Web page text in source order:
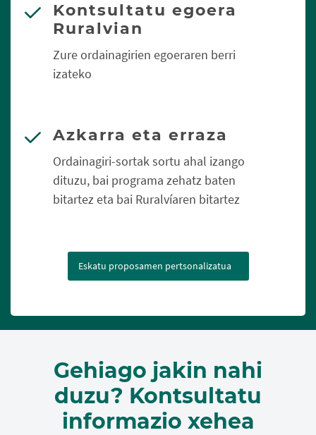
Kontsultatu egoera
Ruralvian
Zure ordainagirien egoeraren berri
izateko
Azkarra eta erraza
Ordainagiri-sortak sortu ahal izango
dituzu, bai programa zehatz baten
bitartez eta bai Ruralvíaren bitartez
Eskatu proposamen pertsonalizatua
Gehiago jakin nahi
duzu? Kontsultatu
informazio xehea